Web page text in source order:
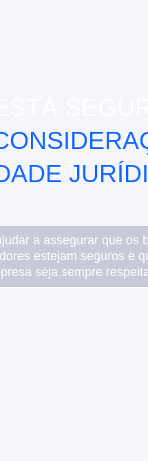
a assegurar que os
estejam seguros e
seja sempre